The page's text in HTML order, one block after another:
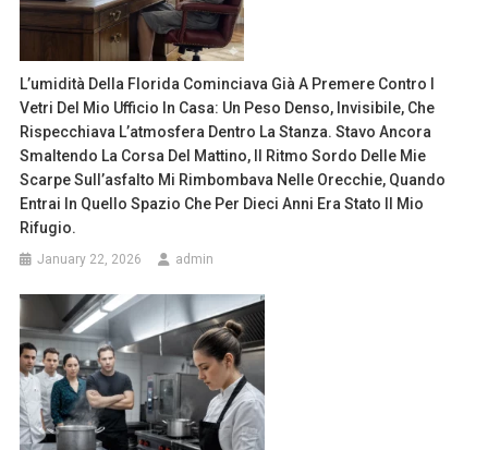
L’umidità Della Florida Cominciava Già A Premere Contro I
Vetri Del Mio Ufficio In Casa: Un Peso Denso, Invisibile, Che
Rispecchiava L’atmosfera Dentro La Stanza. Stavo Ancora
Smaltendo La Corsa Del Mattino, Il Ritmo Sordo Delle Mie
Scarpe Sull’asfalto Mi Rimbombava Nelle Orecchie, Quando
Entrai In Quello Spazio Che Per Dieci Anni Era Stato Il Mio
Rifugio.
January 22, 2026 admin